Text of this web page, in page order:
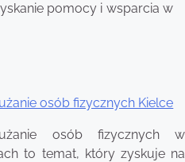
pomocy i wsparcia w
osób fizycznych Kielce
osób fizycznych w
to temat, który zyskuje na